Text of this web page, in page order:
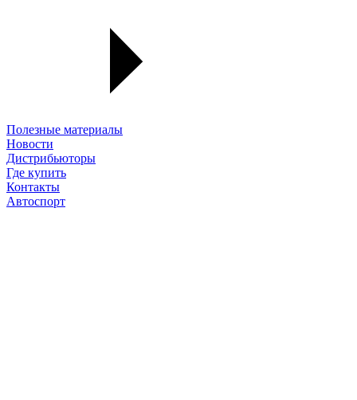
Полезные материалы
Новости
Дистрибьюторы
Где купить
Контакты
Автоспорт